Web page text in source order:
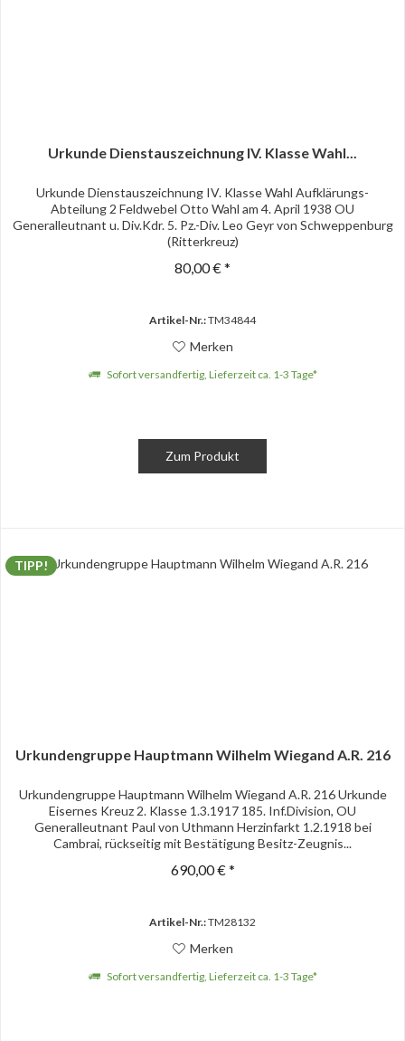
Urkunde Dienstauszeichnung IV. Klasse Wahl...
Urkunde Dienstauszeichnung IV. Klasse Wahl Aufklärungs-
Abteilung 2 Feldwebel Otto Wahl am 4. April 1938 OU
Generalleutnant u. Div.Kdr. 5. Pz.-Div. Leo Geyr von Schweppenburg
(Ritterkreuz)
80,00 € *
Artikel-Nr.:TM34844
Merken
Sofort versandfertig, Lieferzeit ca. 1-3 Tage*
Zum Produkt
TIPP!
Urkundengruppe Hauptmann Wilhelm Wiegand A.R. 216
Urkundengruppe Hauptmann Wilhelm Wiegand A.R. 216 Urkunde
Eisernes Kreuz 2. Klasse 1.3.1917 185. Inf.Division, OU
Generalleutnant Paul von Uthmann Herzinfarkt 1.2.1918 bei
Cambrai, rückseitig mit Bestätigung Besitz-Zeugnis...
690,00 € *
Artikel-Nr.:TM28132
Merken
Sofort versandfertig, Lieferzeit ca. 1-3 Tage*